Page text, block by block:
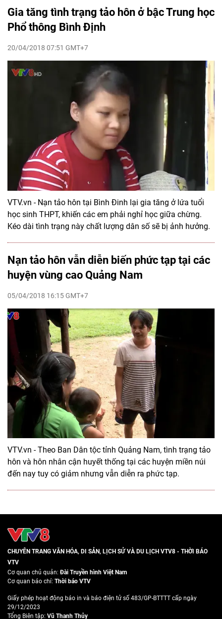
Gia tăng tình trạng tảo hôn ở bậc Trung học
Phổ thông Bình Định
20/04/2018 07:51 GMT+7
VTV.vn - Nạn tảo hôn tại Bình Đinh lại gia tăng ở lứa tuổi
học sinh THPT, khiến các em phải nghỉ học giữa chừng.
Kéo dài tình trạng này chất lượng dân số sẽ bị ảnh hưởng.
Nạn tảo hôn vẫn diễn biến phức tạp tại các
huyện vùng cao Quảng Nam
05/04/2018 16:15 GMT+7
VTV.vn - Theo Ban Dân tộc tỉnh Quảng Nam, tình trạng tảo
hôn và hôn nhân cận huyết thống tại các huyện miền núi
đến nay tuy có giảm nhưng vẫn diễn ra phức tạp.
CHUYÊN TRANG VĂN HÓA, DI SẢN, LỊCH SỬ VÀ DU LỊCH VTV8 - THỜI BÁO
VTV
Cơ quan chủ quản:Đài Truyền hình Việt Nam
Cơ quan báo chí: Thời báo VTV
Giấy phép hoạt động báo in và báo điện tử số 483/GP-BTTTT cấp ngày
29/12/2023
Tổng Biên tập: Vũ Thanh Thủy